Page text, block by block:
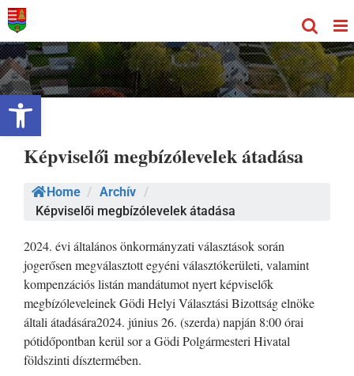
Eszköztár megnyitása
Kihagyás
Képviselői megbízólevelek átadása
Home / Archív /
Képviselői megbízólevelek átadása
2024. évi általános önkormányzati választások során
jogerősen megválasztott egyéni választókerületi, valamint
kompenzációs listán mandátumot nyert képviselők
megbízóleveleinek Gödi Helyi Választási Bizottság elnöke
általi átadására2024. június 26. (szerda) napján 8:00 órai
pótidőpontban kerül sor a Gödi Polgármesteri Hivatal
földszinti dísztermében.